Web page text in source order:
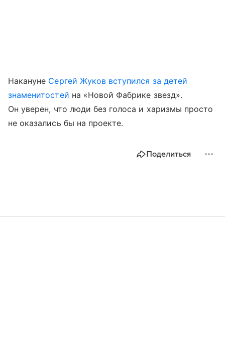
Накануне Сергей Жуков вступился за детей
знаменитостей на «Новой Фабрике звезд».
Он уверен, что люди без голоса и харизмы просто
не оказались бы на проекте.
Поделиться